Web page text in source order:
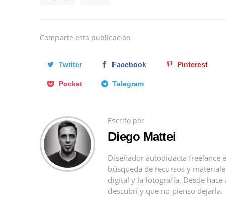
Comparte esta publicación
Twitter Facebook Pinterest
Pocket Telegram
Escrito por
Diego Mattei
Diseñador autodidacta freelance
búsqueda de recursos y
digital y la fotografía. Desde
descubrí y que no pienso dejarla.